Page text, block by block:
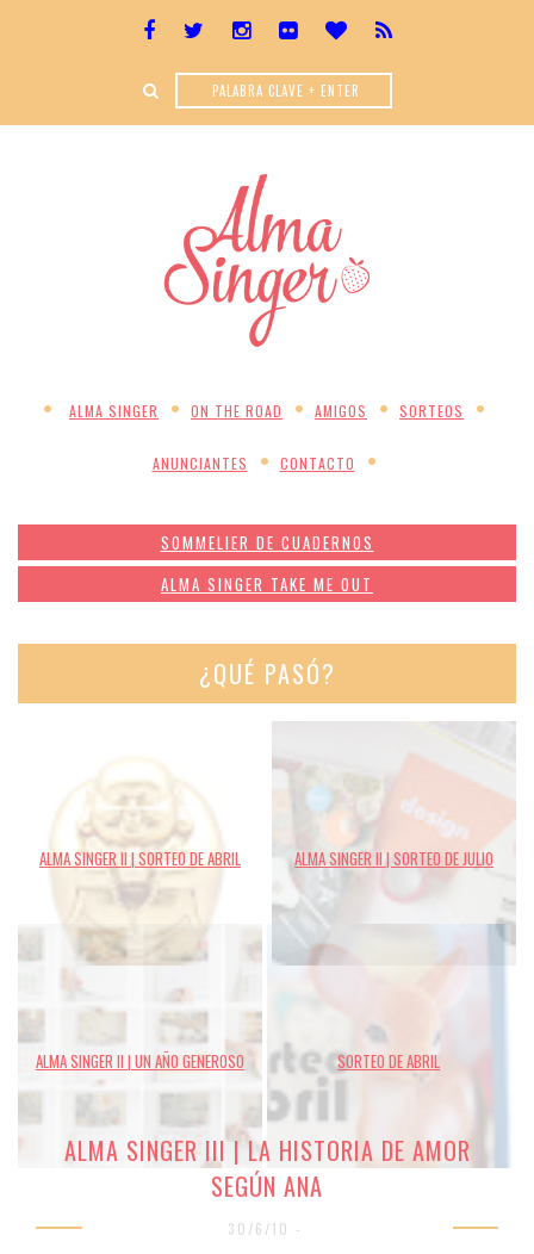
ALMA SINGER ON THE ROAD AMIGOS SORTEOS
ANUNCIANTES CONTACTO
SOMMELIER DE CUADERNOS
ALMA SINGER TAKE ME OUT
¿QUÉ PASÓ?
ALMA SINGER II | SORTEO DE ABRIL ALMA SINGER II | SORTEO DE JULIO
ALMA SINGER II | UN AÑO GENEROSO SORTEO DE ABRIL
ALMA SINGER III | LA HISTORIA DE AMOR
SEGÚN ANA
30/6/10 -